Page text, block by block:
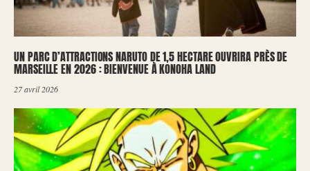
UN PARC D’ATTRACTIONS NARUTO DE 1,5 HECTARE OUVRIRA PRÈS DE
MARSEILLE EN 2026 : BIENVENUE À KONOHA LAND
27 avril 2026